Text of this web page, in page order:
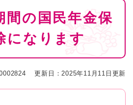
間の国民年金保
になります
更新日：2025年11月11日更新